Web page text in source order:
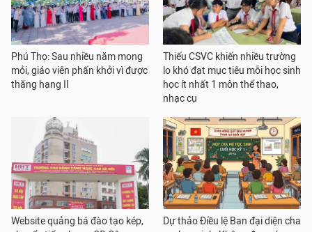
Phú Thọ: Sau nhiều năm mong
mỏi, giáo viên phấn khởi vì được
thăng hạng II
Thiếu CSVC khiến nhiều trường
lo khó đạt mục tiêu mỗi học sinh
học ít nhất 1 môn thể thao,
nhạc cụ
Website quảng bá đào tạo kép,
Dự thảo Điều lệ Ban đại diện cha